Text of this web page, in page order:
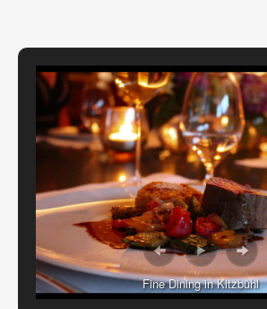
Fine Dining in Kitzbühl